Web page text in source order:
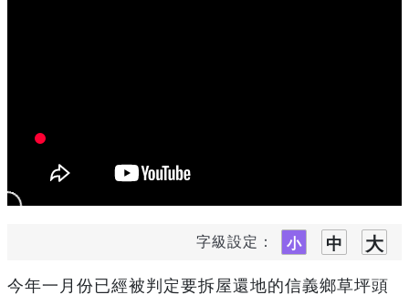
字級設定：
今年一月份已經被判定要拆屋還地的信義鄉草坪頭